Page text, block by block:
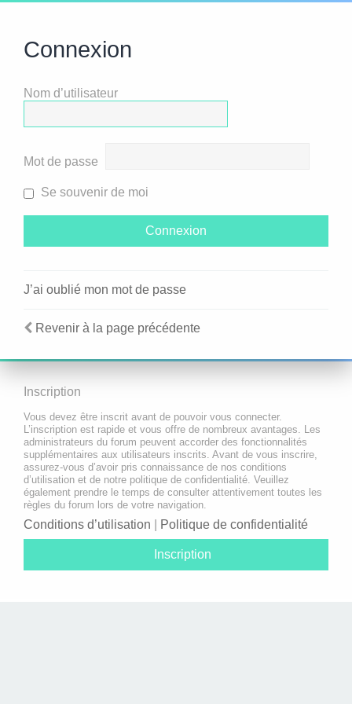
Connexion
Nom d’utilisateur
Mot de passe
Se souvenir de moi
J’ai oublié mon mot de passe
Revenir à la page précédente
Inscription
Vous devez être inscrit avant de pouvoir vous connecter.
L’inscription est rapide et vous offre de nombreux avantages. Les
administrateurs du forum peuvent accorder des fonctionnalités
supplémentaires aux utilisateurs inscrits. Avant de vous inscrire,
assurez-vous d’avoir pris connaissance de nos conditions
d’utilisation et de notre politique de confidentialité. Veuillez
également prendre le temps de consulter attentivement toutes les
règles du forum lors de votre navigation.
Conditions d’utilisation Politique de confidentialité
Inscription